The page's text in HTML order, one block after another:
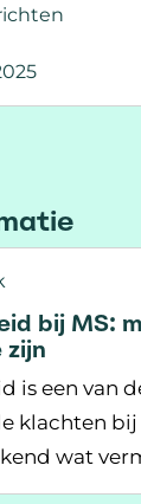
Visuele
bij MS:
zijn
is een van
klachten bij
wat
andere